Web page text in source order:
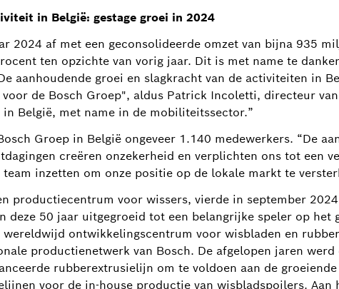
in België: gestage groei in 2024
2024 af met een geconsolideerde omzet van bijna 935
ten opzichte van vorig jaar. Dit is met name te
aanhoudende groei en slagkracht van de activiteiten in
de Bosch Groep", aldus Patrick Incoletti, directeur
België, met name in de mobiliteitssector.”
Groep in België ongeveer 1.140 medewerkers. “De
creëren onzekerheid en verplichten ons tot een
inzetten om onze positie op de lokale markt te
productiecentrum voor wissers, vierde in september
deze 50 jaar uitgegroeid tot een belangrijke speler op het
ontwikkelingscentrum voor wisbladen en
productienetwerk van Bosch. De afgelopen jaren
rubberextrusielijn om te voldoen aan de
voor de in-house productie van wisbladspoilers.